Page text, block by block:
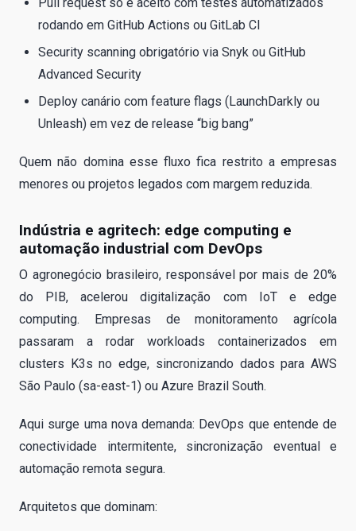
rodando em GitHub Actions ou GitLab CI
Security scanning obrigatório via Snyk ou GitHub
Advanced Security
Deploy canário com feature flags (LaunchDarkly ou
Unleash) em vez de release “big bang”
Quem não domina esse fluxo fica restrito a empresas
menores ou projetos legados com margem reduzida.
Indústria e agritech: edge computing e
automação industrial com DevOps
O agronegócio brasileiro, responsável por mais de 20%
do PIB, acelerou digitalização com IoT e edge
computing. Empresas de monitoramento agrícola
passaram a rodar workloads containerizados em
clusters K3s no edge, sincronizando dados para AWS
São Paulo (sa-east-1) ou Azure Brazil South.
Aqui surge uma nova demanda: DevOps que entende de
conectividade intermitente, sincronização eventual e
automação remota segura.
Arquitetos que dominam: